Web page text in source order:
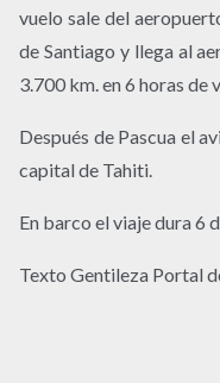
vuelo sale del
de Santiago y llega al
3.700 km. en 6 horas de
Después de Pascua el
capital de Tahiti.
En barco el viaje dura 6
Texto Gentileza Portal